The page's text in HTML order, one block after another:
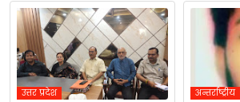
उत्तर प्रदेश अन्तर्राष्ट्रीय